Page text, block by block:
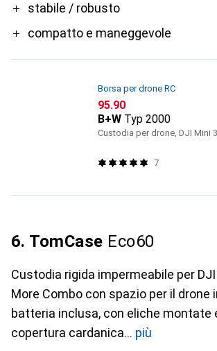
stabile / robusto
compatto e maneggevole
Borsa per drone RC
CHF
95.90
B+W Typ 2000
Custodia per drone, DJI Mini
7
6. TomCase Eco60
Custodia rigida impermeabile per DJI
More Combo con spazio per il drone
batteria inclusa, con eliche montate
copertura cardanica
più